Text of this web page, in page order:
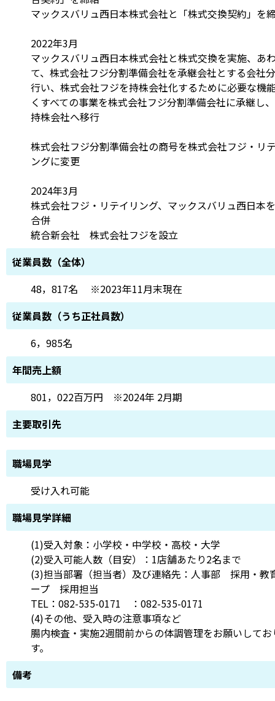
マックスバリュ西日本株式会社と「株式交換契約」を
2022年3月
マックスバリュ西日本株式会社と株式交換を実施、あ
て、株式会社フジ分割準備会社を承継会社とする会社
行い、株式会社フジを持株会社化するために必要な機
くすべての事業を株式会社フジ分割準備会社に承継し
持株会社へ移行
株式会社フジ分割準備会社の商号を株式会社フジ・リ
ングに変更
2024年3月
株式会社フジ・リテイリング、マックスバリュ西日本
合併
統合新会社 株式会社フジを設立
従業員数（全体）
48，817名 ※2023年11月末現在
従業員数（うち正社員数）
6，985名
年間売上額
801，022百万円 ※2024年 2月期
主要取引先
職場見学
受け入れ可能
職場見学詳細
(1)受入対象：小学校・中学校・高校・大学
(2)受入可能人数（目安）：1店舗あたり2名まで
(3)担当部署（担当者）及び連絡先：人事部 採用・教
ープ 採用担当
TEL：082-535-0171 ：082-535-0171
(4)その他、受入時の注意事項など
腸内検査・実施2週間前からの体調管理をお願いしてお
す。
備考